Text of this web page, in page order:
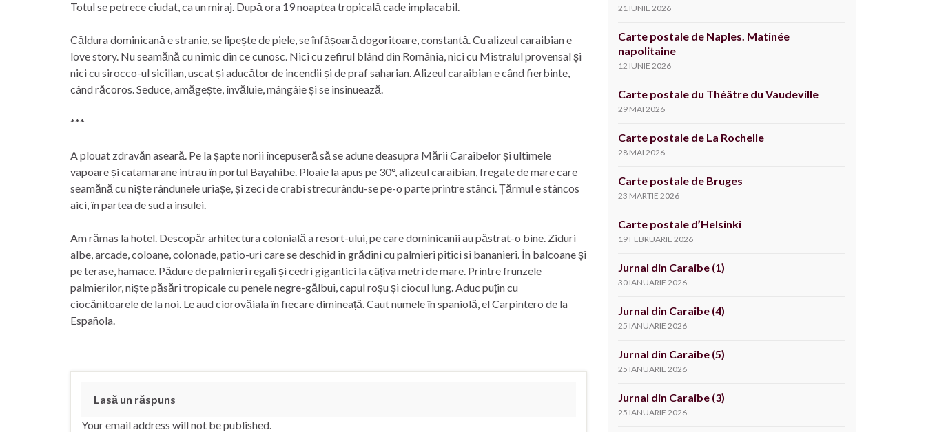
Totul se petrece ciudat, ca un miraj. După ora 19 noaptea tropicală cade implacabil.
Căldura dominicană e stranie, se lipește de piele, se înfășoară dogoritoare, constantă. Cu alizeul caraibian e
love story. Nu seamănă cu nimic din ce cunosc. Nici cu zefirul blând din România, nici cu Mistralul provensal și
nici cu sirocco-ul sicilian, uscat și aducător de incendii și de praf saharian. Alizeul caraibian e când fierbinte,
când răcoros. Seduce, amăgește, învăluie, mângâie și se insinuează.
***
A plouat zdravăn aseară. Pe la șapte norii începuseră să se adune deasupra Mării Caraibelor și ultimele
vapoare și catamarane intrau în portul Bayahibe. Ploaie la apus pe 30°, alizeul caraibian, fregate de mare care
seamănă cu niște rândunele uriașe, și zeci de crabi strecurându-se pe-o parte printre stânci. Țărmul e stâncos
aici, în partea de sud a insulei.
Am rămas la hotel. Descopăr arhitectura colonială a resort-ului, pe care dominicanii au păstrat-o bine. Ziduri
albe, arcade, coloane, colonade, patio-uri care se deschid în grădini cu palmieri pitici si bananieri. În balcoane și
pe terase, hamace. Pădure de palmieri regali și cedri gigantici la câțiva metri de mare. Printre frunzele
palmierilor, niște păsări tropicale cu penele negre-gălbui, capul roșu și ciocul lung. Aduc puțin cu
ciocănitoarele de la noi. Le aud ciorovăiala în fiecare dimineață. Caut numele în spaniolă, el Carpintero de la
Española.
Lasă un răspuns
Your email address will not be published.
21 IUNIE 2026
Carte postale de Naples. Matinée
napolitaine
12 IUNIE 2026
Carte postale du Théâtre du Vaudeville
29 MAI 2026
Carte postale de La Rochelle
28 MAI 2026
Carte postale de Bruges
23 MARTIE 2026
Carte postale d’Helsinki
19 FEBRUARIE 2026
Jurnal din Caraibe (1)
30 IANUARIE 2026
Jurnal din Caraibe (4)
25 IANUARIE 2026
Jurnal din Caraibe (5)
25 IANUARIE 2026
Jurnal din Caraibe (3)
25 IANUARIE 2026